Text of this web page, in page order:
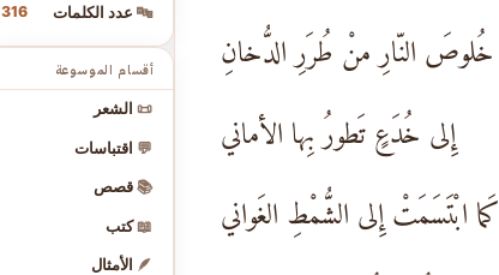
خُلوصَ النّارِ منْ طُرَرِ الدُّخانِ
إِلى خُدَعٍ تَطورُ بِها الأماني
كَما ابْتَسَمَتْ إِلى الشُّمْطِ الغَواني
🔤 عدد الكلمات 316
أقسام الموسوعة
📜 الشعر
💬 اقتباسات
📚 قصص
📖 كتب
🪶 الأمثال